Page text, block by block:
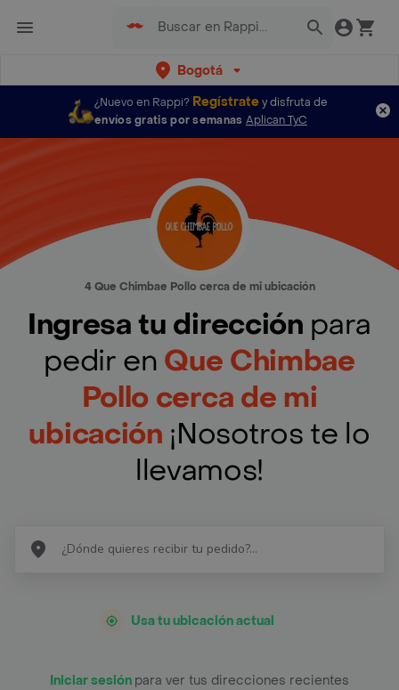
Bogotá
¿Nuevo en Rappi? Regístratey disfruta de
envíos gratis por semanas Aplican TyC
4 Que Chimbae Pollo cerca de mi ubicación
Ingresa tu dirección para
pedir en Que Chimbae
Pollo cerca de mi
ubicación ¡Nosotros te lo
llevamos!
Usa tu ubicación actual
Iniciar sesión para ver tus direcciones recientes